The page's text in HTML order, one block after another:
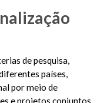
de pesquisa,
países,
por meio de
e projetos conjuntos.